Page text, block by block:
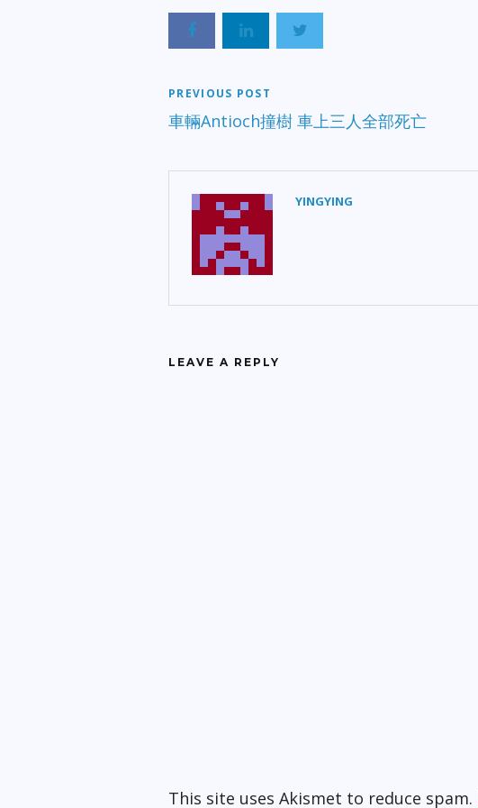
PREVIOUS POST
車輛Antioch撞樹 車上三人全部死亡
YINGYING
LEAVE A REPLY
This site uses Akismet to reduce spam.